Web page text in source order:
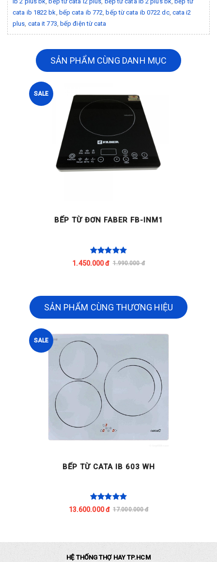
cata ib 1822 bk, bếp cata ib 772, bếp từ cata ib 0722 dc, cata i2
plus, cata it 773, bếp điện từ cata
SẢN PHẨM CÙNG DANH MỤC
SALE
BẾP TỪ ĐƠN FABER FB-INM1
1.450.000 đ 1.990.000 đ
SẢN PHẨM CÙNG THƯƠNG HIỆU
SALE
BẾP TỪ CATA IB 603 WH
13.600.000 đ 17.000.000 đ
HỆ THỐNG THỢ HAY TP.HCM